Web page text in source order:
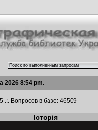
2026 8:54 pm.
.:. Вопросов в базе: 46509
Історія